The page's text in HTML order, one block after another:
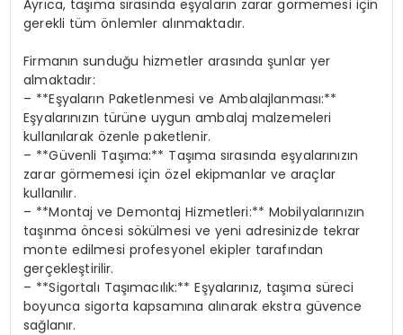
Ayrıca, taşıma sırasında eşyaların zarar görmemesi için
gerekli tüm önlemler alınmaktadır.
Firmanın sunduğu hizmetler arasında şunlar yer
almaktadır:
– **Eşyaların Paketlenmesi ve Ambalajlanması:**
Eşyalarınızın türüne uygun ambalaj malzemeleri
kullanılarak özenle paketlenir.
– **Güvenli Taşıma:** Taşıma sırasında eşyalarınızın
zarar görmemesi için özel ekipmanlar ve araçlar
kullanılır.
– **Montaj ve Demontaj Hizmetleri:** Mobilyalarınızın
taşınma öncesi sökülmesi ve yeni adresinizde tekrar
monte edilmesi profesyonel ekipler tarafından
gerçekleştirilir.
– **Sigortalı Taşımacılık:** Eşyalarınız, taşıma süreci
boyunca sigorta kapsamına alınarak ekstra güvence
sağlanır.